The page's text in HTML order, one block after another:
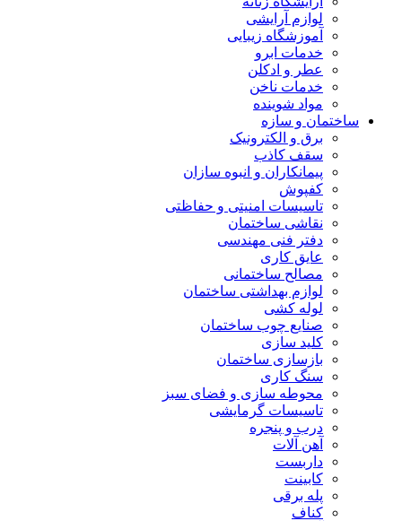
لوازم آرایشی
آموزشگاه زیبایی
خدمات ابرو
عطر و ادکلن
خدمات ناخن
مواد شوینده
ساختمان و سازه
برق و الکترونیک
سقف کاذب
پیمانکاران و انبوه سازان
کفپوش
تاسیسات امنیتی و حفاظتی
نقاشی ساختمان
دفتر فنی مهندسی
عایق کاری
مصالح ساختمانی
لوازم بهداشتی ساختمان
لوله کشی
صنایع چوب ساختمان
کلید سازی
بازسازی ساختمان
سنگ کاری
محوطه سازی و فضای سبز
تاسیسات گرمایشی
درب و پنجره
آهن آلات
داربست
کابینت
پله برقی
کناف